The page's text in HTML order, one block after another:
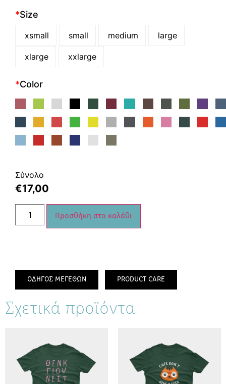
*Size
xsmall small medium large
xlarge xxlarge
*Color
Σύνολο
€17,00
Προσθήκη στο καλάθι
ΟΔΗΓΟΣ ΜΕΓΕΘΩΝ PRODUCT CARE
Σχετικά προϊόντα